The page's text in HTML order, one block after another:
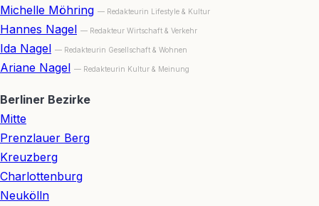
Michelle Möhring — Redakteurin Lifestyle & Kultur
Hannes Nagel — Redakteur Wirtschaft & Verkehr
Ida Nagel — Redakteurin Gesellschaft & Wohnen
Ariane Nagel — Redakteurin Kultur & Meinung
Berliner Bezirke
Mitte
Prenzlauer Berg
Kreuzberg
Charlottenburg
Neukölln